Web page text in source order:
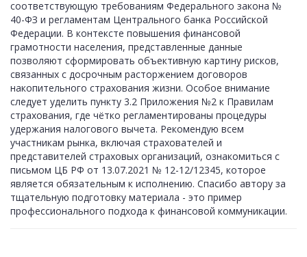
соответствующую требованиям Федерального закона №
40-ФЗ и регламентам Центрального банка Российской
Федерации. В контексте повышения финансовой
грамотности населения, представленные данные
позволяют сформировать объективную картину рисков,
связанных с досрочным расторжением договоров
накопительного страхования жизни. Особое внимание
следует уделить пункту 3.2 Приложения №2 к Правилам
страхования, где чётко регламентированы процедуры
удержания налогового вычета. Рекомендую всем
участникам рынка, включая страхователей и
представителей страховых организаций, ознакомиться с
письмом ЦБ РФ от 13.07.2021 № 12-12/12345, которое
является обязательным к исполнению. Спасибо автору за
тщательную подготовку материала - это пример
профессионального подхода к финансовой коммуникации.